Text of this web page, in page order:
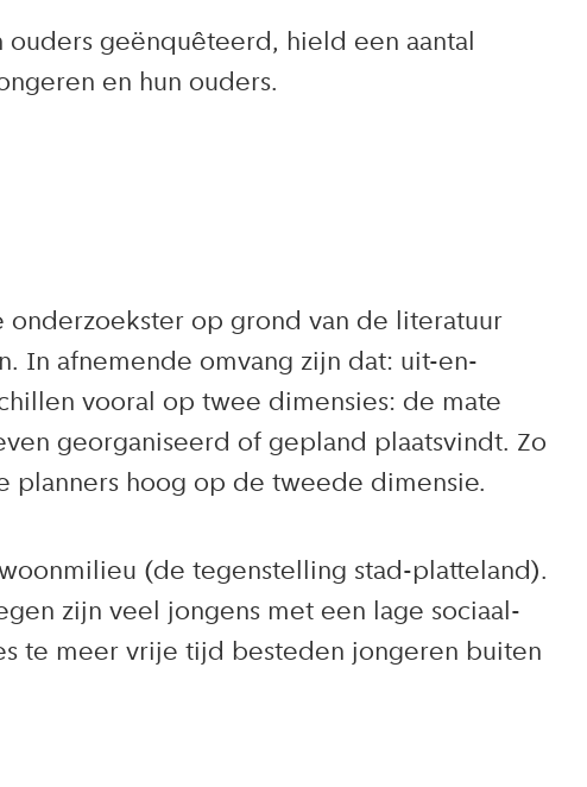
geënquêteerd, hield een aantal
en hun ouders.
op grond van de literatuur
In afnemende omvang zijn dat: uit-en-
vooral op twee dimensies: de mate
georganiseerd of gepland plaatsvindt. Zo
planners hoog op de tweede dimensie.
(de tegenstelling stad-platteland).
zijn veel jongens met een lage sociaal-
te meer vrije tijd besteden jongeren buiten